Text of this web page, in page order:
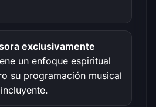
exclusivamente
un enfoque espiritual
su programación musical